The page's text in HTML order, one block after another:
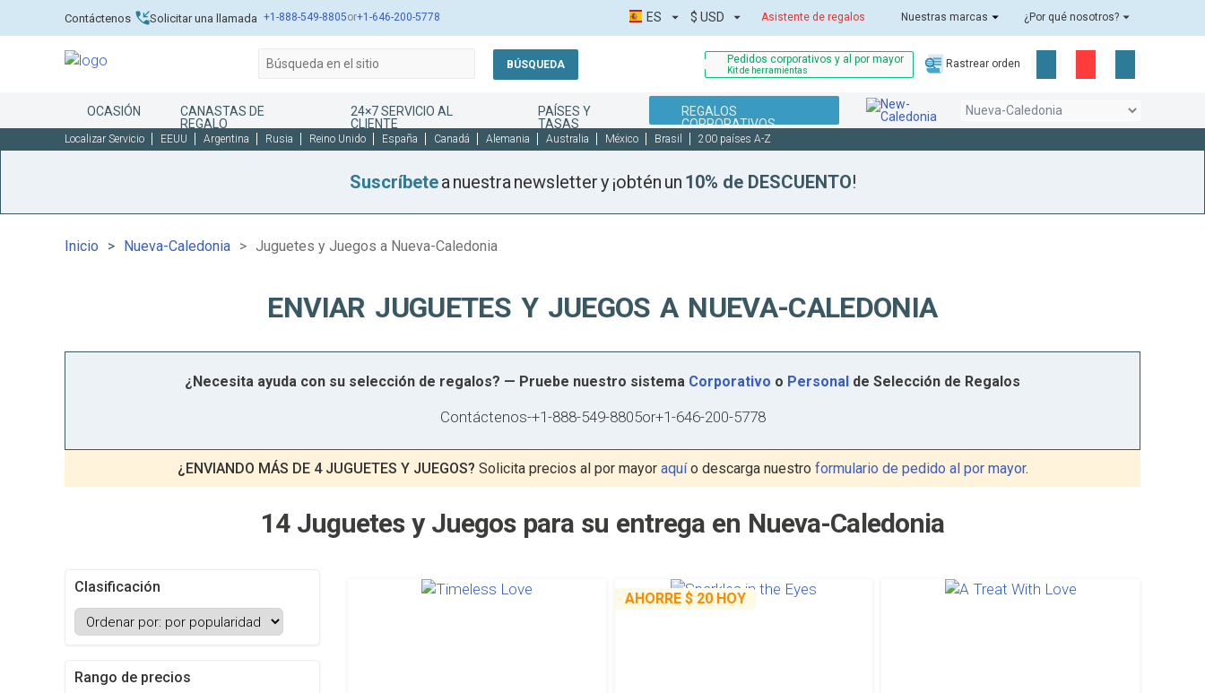
Contáctenos Solicitar una llamada +1-888-549-8805or+1-646-200-5778 Asistente de regalos Nuestras marcas ¿Por qué nosotros?
ES $ USD
BÚSQUEDA Pedidos corporativos y al por mayor
Kit de herramientas
Rastrear orden
OCASIÓN
CANASTAS DE
REGALO
24×7 SERVICIO AL
CLIENTE
PAÍSES Y
TASAS
REGALOS
CORPORATIVOS
Localizar Servicio EEUU Argentina Rusia Reino Unido España Canadá Alemania Australia México Brasil 200 países A-Z
Suscríbetea nuestra newsletter y ¡obtén un 10% de DESCUENTO!
Inicio Nueva-Caledonia Juguetes y Juegos a Nueva-Caledonia
ENVIAR JUGUETES Y JUEGOS A NUEVA-CALEDONIA
¿Necesita ayuda con su selección de regalos? — Pruebe nuestro sistema Corporativo o Personal de Selección de Regalos
Contáctenos-+1-888-549-8805or+1-646-200-5778
¿ENVIANDO MÁS DE 4 JUGUETES Y JUEGOS? Solicita precios al por mayor aquío descarga nuestro formulario de pedido al por mayor.
14 Juguetes y Juegos para su entrega en Nueva-Caledonia
Clasificación
Rango de precios
AHORRE $ 20HOY